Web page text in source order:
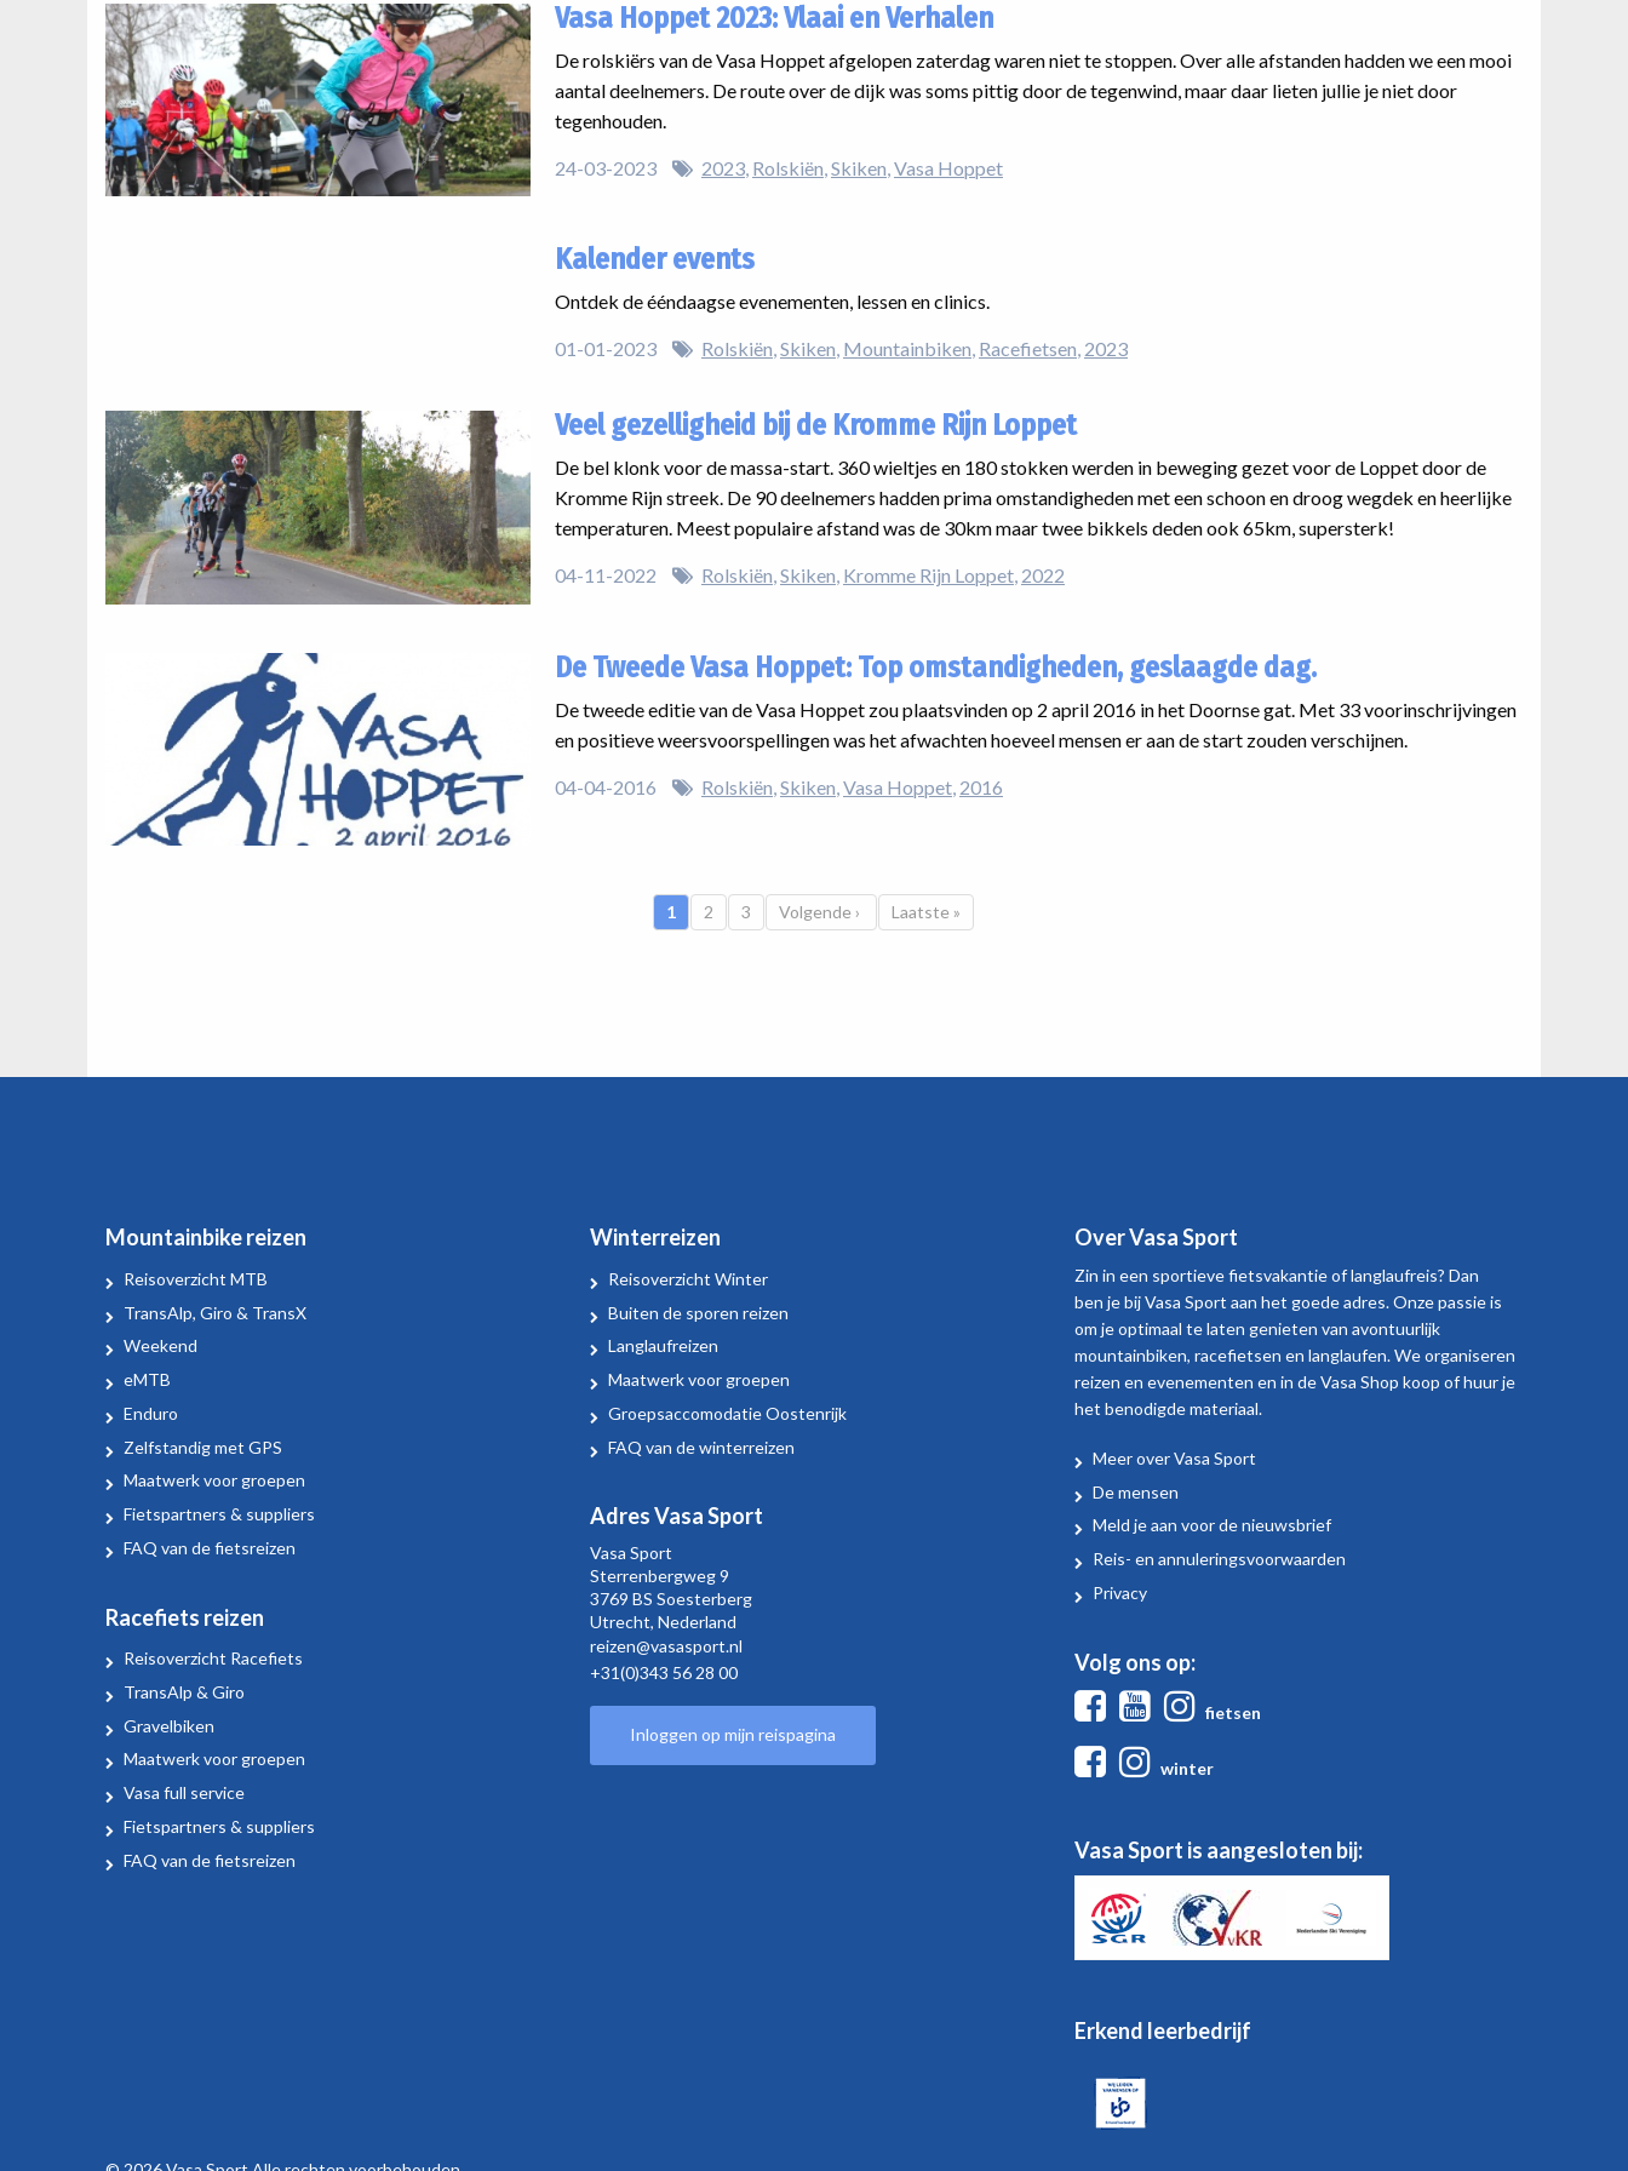
Vasa Hoppet 2023: Vlaai en Verhalen
De rolskiërs van de Vasa Hoppet afgelopen zaterdag waren niet te stoppen. Over alle afstanden hadden we een mooi
aantal deelnemers. De route over de dijk was soms pittig door de tegenwind, maar daar lieten jullie je niet door
tegenhouden.
24-03-2023 2023 Rolskiën Skiken Vasa Hoppet
Kalender events
Ontdek de ééndaagse evenementen, lessen en clinics.
01-01-2023 Rolskiën Skiken Mountainbiken Racefietsen 2023
Veel gezelligheid bij de Kromme Rijn Loppet
De bel klonk voor de massa-start. 360 wieltjes en 180 stokken werden in beweging gezet voor de Loppet door de
Kromme Rijn streek. De 90 deelnemers hadden prima omstandigheden met een schoon en droog wegdek en heerlijke
temperaturen. Meest populaire afstand was de 30km maar twee bikkels deden ook 65km, supersterk!
04-11-2022 Rolskiën Skiken Kromme Rijn Loppet 2022
De Tweede Vasa Hoppet: Top omstandigheden, geslaagde dag.
De tweede editie van de Vasa Hoppet zou plaatsvinden op 2 april 2016 in het Doornse gat. Met 33 voorinschrijvingen
en positieve weersvoorspellingen was het afwachten hoeveel mensen er aan de start zouden verschijnen.
04-04-2016 Rolskiën Skiken Vasa Hoppet 2016
Huidige pagina
1 Pagina
2 Pagina
3 Volgende pagina
Volgende › Laatste pagina
Laatste »
Mountainbike reizen
Reisoverzicht MTB
TransAlp, Giro & TransX
Weekend
eMTB
Enduro
Zelfstandig met GPS
Maatwerk voor groepen
Fietspartners & suppliers
FAQ van de fietsreizen
Racefiets reizen
Reisoverzicht Racefiets
TransAlp & Giro
Gravelbiken
Maatwerk voor groepen
Vasa full service
Fietspartners & suppliers
FAQ van de fietsreizen
Winterreizen
Reisoverzicht Winter
Buiten de sporen reizen
Langlaufreizen
Maatwerk voor groepen
Groepsaccomodatie Oostenrijk
FAQ van de winterreizen
Adres Vasa Sport
Vasa Sport
Sterrenbergweg9
3769 BS Soesterberg
Utrecht, Nederland
reizen@vasasport.nl
+31(0)343 56 28 00
Inloggen op mijn reispagina
Over Vasa Sport
Zin in een sportieve fietsvakantie of langlaufreis? Dan
ben je bij Vasa Sport aan het goede adres. Onze passie is
om je optimaal te laten genieten van avontuurlijk
mountainbiken, racefietsen en langlaufen. We organiseren
reizen en evenementen en in de Vasa Shop koop of huur je
het benodigde materiaal.
Over
Vasa
Sport
Meer over Vasa Sport
De mensen
Meld je aan voor de nieuwsbrief
Reis- en annuleringsvoorwaarden
Privacy
Volg ons op:
FacebookYoutube
fietsen
Facebook
winter
Vasa Sport is aangesloten bij:
Erkend leerbedrijf